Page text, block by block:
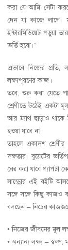
করা যে আমি সেটা
দেন যা কাজে লাগে।
ইন্টারমিডিয়েট পড়ুয়া
ভর্তি হবো।”
এভাবে নিজের প্রতি,
লক্ষ্যপূরণের কাজ।
তবে, শুরু করা যেতে
শ্রেণীতে উঠেই একটা
আর ম্যাথ ছাড়াও থাকে
হওয়া যাবে না।
তাহলে একাদশ
দক্ষতার। বুয়েটের
বের করা যাবে গ্যাপটা
সান্ড্রোর এই বইটি
সঙ্গে সঙ্গে কিছু কাজও
বলছেন – নিচের
• নিজের জীবনের মূল
• অন্যান্য লক্ষ্য – স্বল্প,